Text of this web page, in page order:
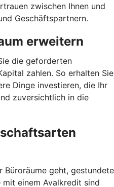
zwischen Ihnen und
Geschäftspartnern.
erweitern
die geforderten
zahlen. So erhalten Sie
Dinge investieren, die Ihr
zuversichtlich in die
Büroräume geht, gestundete
mit einem Avalkredit sind